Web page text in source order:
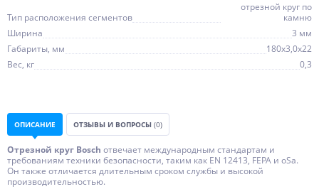
Тип расположения сегментов
отрезной круг по
камню
Ширина
3 мм
Габариты, мм
180х3,0х22
Вес, кг
0,3
ОПИСАНИЕ ОТЗЫВЫ И ВОПРОСЫ (0)
Отрезной круг Bosch отвечает международным стандартам и
требованиям техники безопасности, таким как EN 12413, FEPA и oSa.
Он также отличается длительным сроком службы и высокой
производительностью.